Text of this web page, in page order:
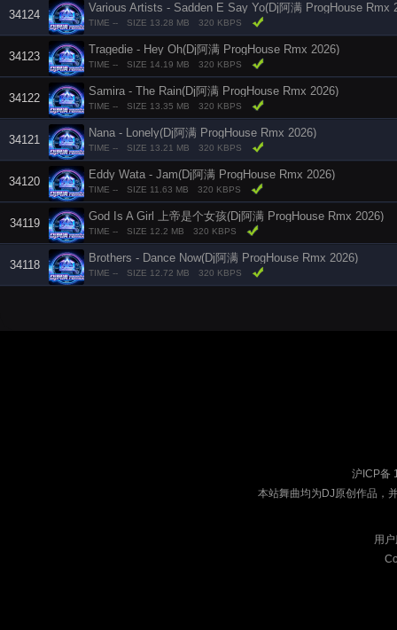
34124
Various Artists - Sadden E Say Yo(Dj阿满 ProgHouse Rmx
TIME -- SIZE 13.28 MB 320 KBPS
34123
Tragedie - Hey Oh(Dj阿满 ProgHouse Rmx 2026)
TIME -- SIZE 14.19 MB 320 KBPS
34122
Samira - The Rain(Dj阿满 ProgHouse Rmx 2026)
TIME -- SIZE 13.35 MB 320 KBPS
34121
Nana - Lonely(Dj阿满 ProgHouse Rmx 2026)
TIME -- SIZE 13.21 MB 320 KBPS
34120
Eddy Wata - Jam(Dj阿满 ProgHouse Rmx 2026)
TIME -- SIZE 11.63 MB 320 KBPS
34119
God Is A Girl 上帝是个女孩(Dj阿满 ProgHouse Rmx 2026)
TIME -- SIZE 12.2 MB 320 KBPS
34118
Brothers - Dance Now(Dj阿满 ProgHouse Rmx 2026)
TIME -- SIZE 12.72 MB 320 KBPS
沪ICP备
本站舞曲均为DJ原创作品，
用